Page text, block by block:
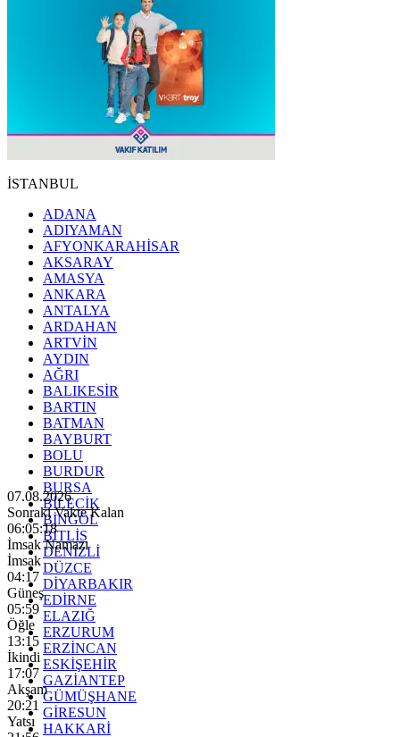
İSTANBUL
ADANA
ADIYAMAN
AFYONKARAHİSAR
AKSARAY
AMASYA
ANKARA
ANTALYA
ARDAHAN
ARTVİN
AYDIN
AĞRI
BALIKESİR
BARTIN
BATMAN
BAYBURT
BOLU
BURDUR
BURSA
BİLECİK
BİNGÖL
BİTLİS
DENİZLİ
DÜZCE
DİYARBAKIR
EDİRNE
ELAZIĞ
ERZURUM
ERZİNCAN
ESKİŞEHİR
GAZİANTEP
GÜMÜŞHANE
GİRESUN
HAKKARİ
07.08.2026
Sonraki Vakte Kalan
06:05:16
İmsak Namazı
İmsak
04:17
Güneş
05:59
Öğle
13:15
İkindi
17:07
Akşam
20:21
Yatsı